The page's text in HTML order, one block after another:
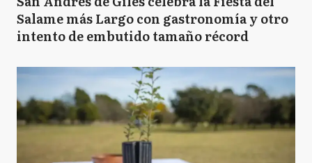
Salame más Largo con gastronomía y otro
intento de embutido tamaño récord